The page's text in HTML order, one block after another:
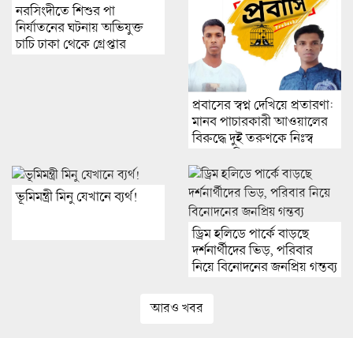
নরসিংদীতে শিশুর পা
নির্যাতনের ঘটনায় অভিযুক্ত
চাচি ঢাকা থেকে গ্রেপ্তার
প্রবাসের স্বপ্ন দেখিয়ে প্রতারণা:
মানব পাচারকারী আওয়ালের
বিরুদ্ধে দুই তরুণকে নিঃস্ব
করার অভিযোগ
ভূমিমন্ত্রী মিনু যেখানে ব্যর্থ!
ড্রিম হলিডে পার্কে বাড়ছে
দর্শনার্থীদের ভিড়, পরিবার
নিয়ে বিনোদনের জনপ্রিয় গন্তব্য
আরও খবর